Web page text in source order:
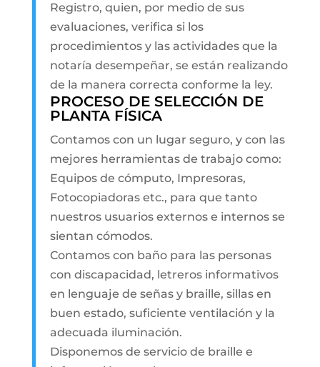
Registro, quien, por medio de sus
evaluaciones, verifica si los
procedimientos y las actividades que la
notaría desempeñar, se están realizando
de la manera correcta conforme la ley.
PROCESO DE SELECCIÓN DE
PLANTA FÍSICA
Contamos con un lugar seguro, y con las
mejores herramientas de trabajo como:
Equipos de cómputo, Impresoras,
Fotocopiadoras etc., para que tanto
nuestros usuarios externos e internos se
sientan cómodos.
Contamos con baño para las personas
con discapacidad, letreros informativos
en lenguaje de señas y braille, sillas en
buen estado, suficiente ventilación y la
adecuada iluminación.
Disponemos de servicio de braille e